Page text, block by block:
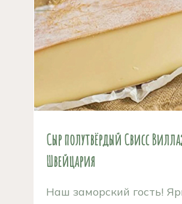
Сыр полутвёрдый Свисс
Швейцария
Наш заморский гость!